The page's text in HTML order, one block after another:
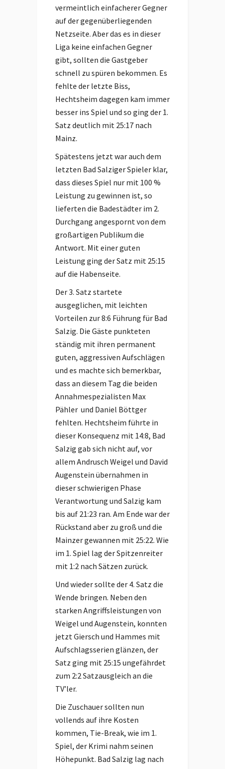
vermeintlich einfacherer Gegner
auf der gegenüberliegenden
Netzseite. Aber das es in dieser
Liga keine einfachen Gegner
gibt, sollten die Gastgeber
schnell zu spüren bekommen. Es
fehlte der letzte Biss,
Hechtsheim dagegen kam immer
besser ins Spiel und so ging der 1.
Satz deutlich mit 25:17 nach
Mainz.
Spätestens jetzt war auch dem
letzten Bad Salziger Spieler klar,
dass dieses Spiel nur mit 100 %
Leistung zu gewinnen ist, so
lieferten die Badestädter im 2.
Durchgang angespornt von dem
großartigen Publikum die
Antwort. Mit einer guten
Leistung ging der Satz mit 25:15
auf die Habenseite.
Der 3. Satz startete
ausgeglichen, mit leichten
Vorteilen zur 8:6 Führung für Bad
Salzig. Die Gäste punkteten
ständig mit ihren permanent
guten, aggressiven Aufschlägen
und es machte sich bemerkbar,
dass an diesem Tag die beiden
Annahmespezialisten Max
Pähler und Daniel Böttger
fehlten. Hechtsheim führte in
dieser Konsequenz mit 14:8, Bad
Salzig gab sich nicht auf, vor
allem Andrusch Weigel und David
Augenstein übernahmen in
dieser schwierigen Phase
Verantwortung und Salzig kam
bis auf 21:23 ran. Am Ende war der
Rückstand aber zu groß und die
Mainzer gewannen mit 25:22. Wie
im 1. Spiel lag der Spitzenreiter
mit 1:2 nach Sätzen zurück.
Und wieder sollte der 4. Satz die
Wende bringen. Neben den
starken Angriffsleistungen von
Weigel und Augenstein, konnten
jetzt Giersch und Hammes mit
Aufschlagsserien glänzen, der
Satz ging mit 25:15 ungefährdet
zum 2:2 Satzausgleich an die
TV’ler.
Die Zuschauer sollten nun
vollends auf ihre Kosten
kommen, Tie-Break, wie im 1.
Spiel, der Krimi nahm seinen
Höhepunkt. Bad Salzig lag nach